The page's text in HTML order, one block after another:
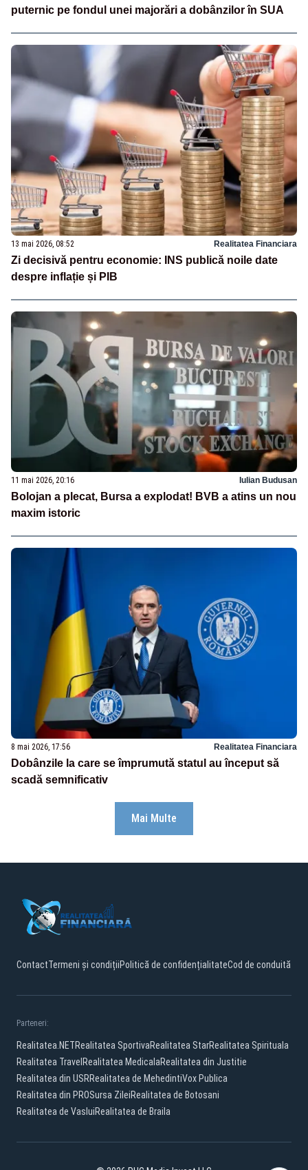
puternic pe fondul unei majorări a dobânzilor în SUA
13 mai 2026, 08:52 Realitatea Financiara
Zi decisivă pentru economie: INS publică noile date
despre inflație și PIB
11 mai 2026, 20:16 Iulian Budusan
Bolojan a plecat, Bursa a explodat! BVB a atins un nou
maxim istoric
8 mai 2026, 17:56 Realitatea Financiara
Dobânzile la care se împrumută statul au început să
scadă semnificativ
Mai Multe
ContactTermeni și condițiiPolitică de confidențialitateCod de conduită
Parteneri:
Realitatea.NETRealitatea SportivaRealitatea StarRealitatea Spirituala
Realitatea Travel Realitatea MedicalaRealitatea din Justitie
Realitatea din USRRealitatea de MehedintiVox Publica
Realitatea din PROSursa ZileiRealitatea de Botosani
Realitatea de VasluiRealitatea de Braila